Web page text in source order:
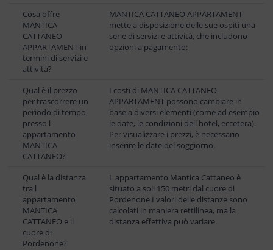
Cosa offre
MANTICA
CATTANEO
APPARTAMENT in
termini di servizi e
attività?
MANTICA CATTANEO APPARTAMENT
mette a disposizione delle sue ospiti una
serie di servizi e attività, che includono
opzioni a pagamento:
Qual è il prezzo
per trascorrere un
periodo di tempo
presso l
appartamento
MANTICA
CATTANEO?
I costi di MANTICA CATTANEO
APPARTAMENT possono cambiare in
base a diversi elementi (come ad esempio
le date, le condizioni dell hotel, eccetera).
Per visualizzare i prezzi, è necessario
inserire le date del soggiorno.
Qual è la distanza
tra l
appartamento
MANTICA
CATTANEO e il
cuore di
Pordenone?
L appartamento Mantica Cattaneo è
situato a soli 150 metri dal cuore di
Pordenone.I valori delle distanze sono
calcolati in maniera rettilinea, ma la
distanza effettiva può variare.